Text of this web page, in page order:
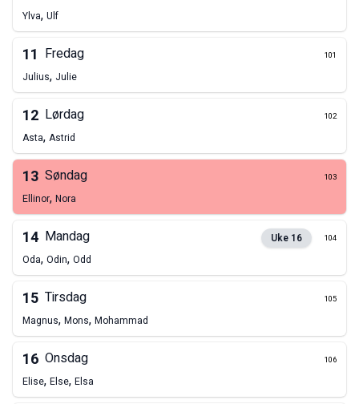
Ylva, Ulf
11 Fredag 101
Julius, Julie
12 Lørdag 102
Asta, Astrid
13 Søndag 103
Ellinor, Nora
14 Mandag Uke 16 104
Oda, Odin, Odd
15 Tirsdag 105
Magnus, Mons, Mohammad
16 Onsdag 106
Elise, Else, Elsa